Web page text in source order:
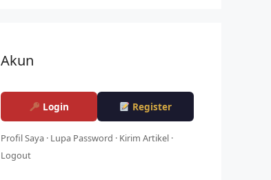
Akun
Login Register
Profil Saya · Lupa Password · Kirim Artikel ·
Logout